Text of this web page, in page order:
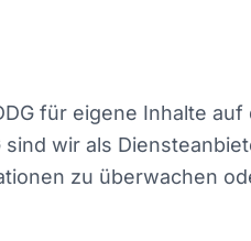
für eigene Inhalte
sind wir als
zu überwachen